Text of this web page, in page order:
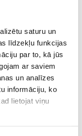
saturu un
līdzekļu funkcijas
par to, kā jūs
ar saviem
un analīzes
informāciju, ko
lietojat viņu